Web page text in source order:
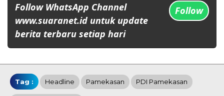
Follow WhatsApp Channel
www.suaranet.id untuk update
berita terbaru setiap hari
Follow
Tag : Headline Pamekasan PDI Pamekasan